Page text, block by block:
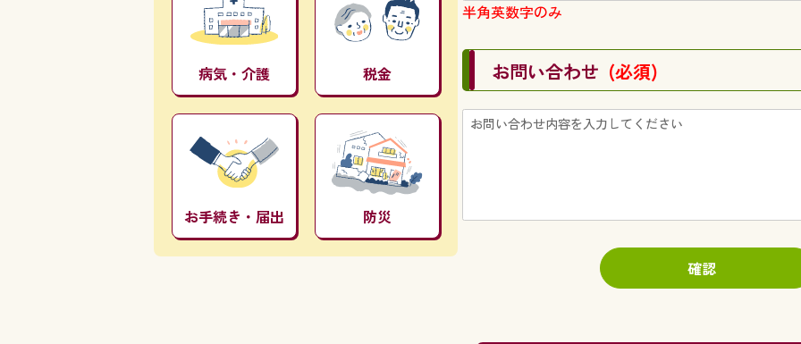
病気・介護 税金
お手続き・届出 防災
半角英数字のみ
お問い合わせ (必須)